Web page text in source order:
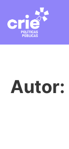
Autor: